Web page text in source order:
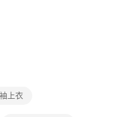
的連結，可透過四大超商／
交易完成。
帳頁面顯示為準，若有關於
，請聯繫「AFTEE先享後付
support/home
上衣